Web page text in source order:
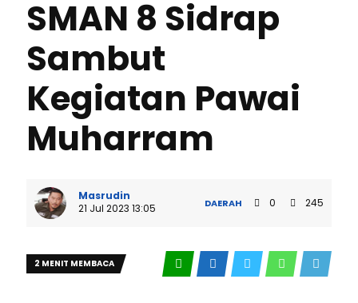
SMAN 8 Sidrap
Sambut
Kegiatan Pawai
Muharram
Masrudin
21 Jul 2023 13:05
DAERAH 0 245
2 MENIT MEMBACA